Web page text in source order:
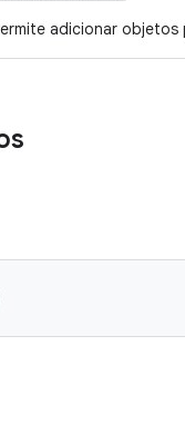
adicionar